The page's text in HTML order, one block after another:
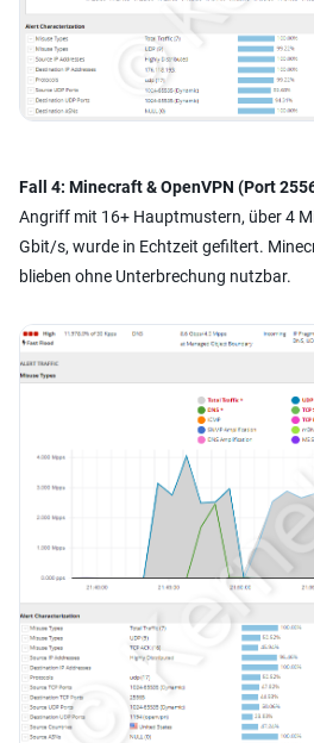
Fall 4: Minecraft & OpenVPN (Port
Angriff mit 16+ Hauptmustern, über 4
Gbit/s, wurde in Echtzeit gefiltert.
blieben ohne Unterbrechung nutzbar.